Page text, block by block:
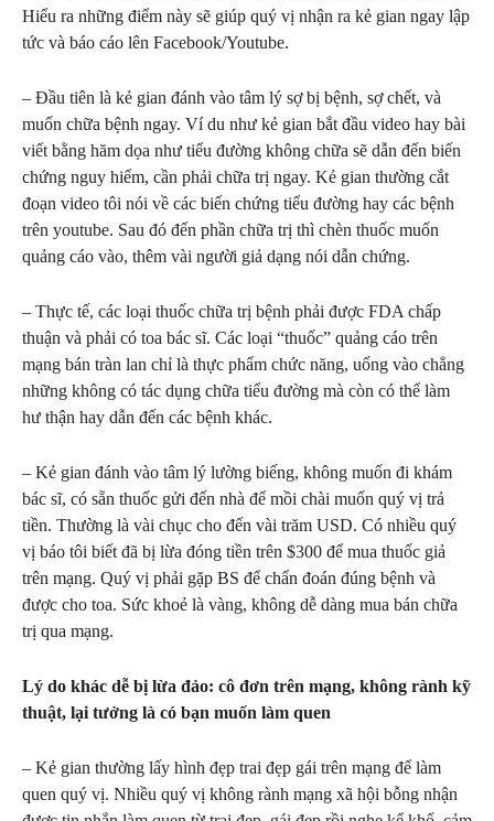
Hiểu ra những điểm này sẽ giúp quý vị nhận ra kẻ gian ngay lập
tức và báo cáo lên Facebook/Youtube.
– Đầu tiên là kẻ gian đánh vào tâm lý sợ bị bệnh, sợ chết, và
muốn chữa bệnh ngay. Ví du như kẻ gian bắt đầu video hay bài
viết bằng hăm dọa như tiểu đường không chữa sẽ dẫn đến biến
chứng nguy hiểm, cần phải chữa trị ngay. Kẻ gian thường cắt
đoạn video tôi nói về các biến chứng tiểu đường hay các bệnh
trên youtube. Sau đó đến phần chữa trị thì chèn thuốc muốn
quảng cáo vào, thêm vài người giả dạng nói dẫn chứng.
– Thực tế, các loại thuốc chữa trị bệnh phải được FDA chấp
thuận và phải có toa bác sĩ. Các loại “thuốc” quảng cáo trên
mạng bán tràn lan chỉ là thực phẩm chức năng, uống vào chẳng
những không có tác dụng chữa tiểu đường mà còn có thể làm
hư thận hay dẫn đến các bệnh khác.
– Kẻ gian đánh vào tâm lý lường biếng, không muốn đi khám
bác sĩ, có sẵn thuốc gửi đến nhà để mồi chài muốn quý vị trả
tiền. Thường là vài chục cho đến vài trăm USD. Có nhiều quý
vị báo tôi biết đã bị lừa đóng tiền trên $300 để mua thuốc giả
trên mạng. Quý vị phải gặp BS để chẩn đoán đúng bệnh và
được cho toa. Sức khoẻ là vàng, không dễ dàng mua bán chữa
trị qua mạng.
Lý do khác dễ bị lừa đảo: cô đơn trên mạng, không rành kỹ
thuật, lại tưởng là có bạn muốn làm quen
– Kẻ gian thường lấy hình đẹp trai đẹp gái trên mạng để làm
quen quý vị. Nhiều quý vị không rành mạng xã hội bỗng nhận